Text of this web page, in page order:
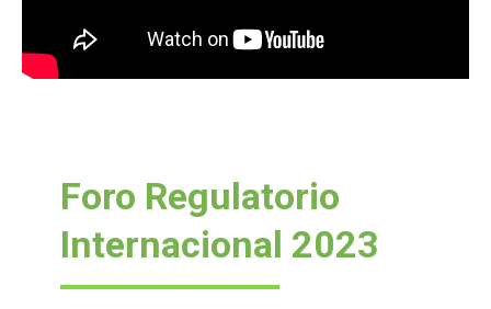
Foro Regulatorio
Internacional 2023